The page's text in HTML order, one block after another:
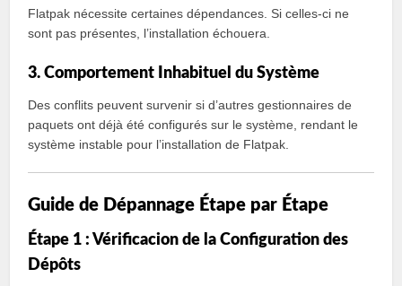
Flatpak nécessite certaines dépendances. Si celles-ci ne
sont pas présentes, l’installation échouera.
3. Comportement Inhabituel du Système
Des conflits peuvent survenir si d’autres gestionnaires de
paquets ont déjà été configurés sur le système, rendant le
système instable pour l’installation de Flatpak.
Guide de Dépannage Étape par Étape
Étape 1 : Vérificacion de la Configuration des
Dépôts